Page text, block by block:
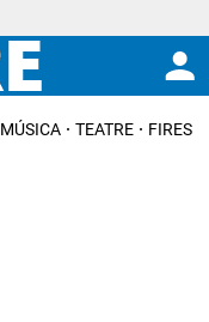
MÚSICA TEATRE FIRES I